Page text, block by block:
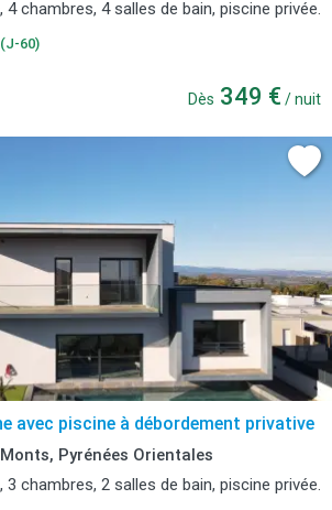
4 chambres, 4 salles de bain, piscine privée.
60)
Dès 349 € / nuit
avec piscine à débordement privative
Pyrénées Orientales
3 chambres, 2 salles de bain, piscine privée.